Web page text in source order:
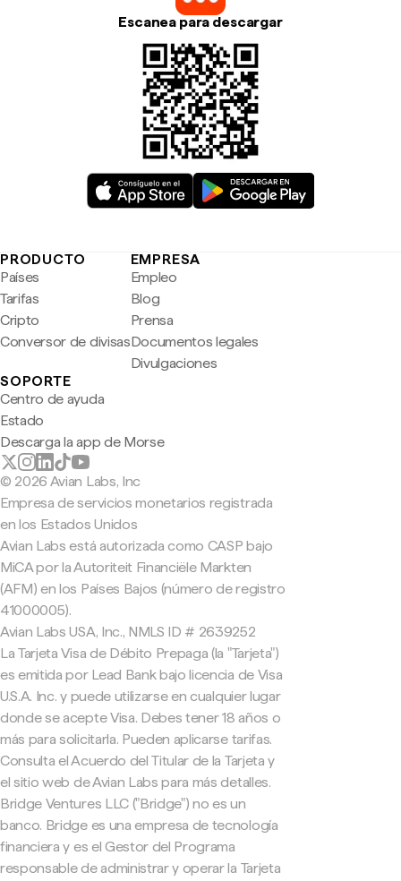
Escanea para descargar
PRODUCTO
Países
Tarifas
Cripto
Conversor de divisas
EMPRESA
Empleo
Blog
Prensa
Documentos legales
Divulgaciones
SOPORTE
Centro de ayuda
Estado
Descarga la app de Morse
© 2026 Avian Labs, Inc
Empresa de servicios monetarios registrada
en los Estados Unidos
Avian Labs está autorizada como CASP bajo
MiCA por la Autoriteit Financiële Markten
(AFM) en los Países Bajos (número de registro
41000005).
Avian Labs USA, Inc., NMLS ID # 2639252
La Tarjeta Visa de Débito Prepaga (la "Tarjeta")
es emitida por Lead Bank bajo licencia de Visa
U.S.A. Inc. y puede utilizarse en cualquier lugar
donde se acepte Visa. Debes tener 18 años o
más para solicitarla. Pueden aplicarse tarifas.
Consulta el Acuerdo del Titular de la Tarjeta y
el sitio web de Avian Labs para más detalles.
Bridge Ventures LLC ("Bridge") no es un
banco. Bridge es una empresa de tecnología
financiera y es el Gestor del Programa
responsable de administrar y operar la Tarjeta